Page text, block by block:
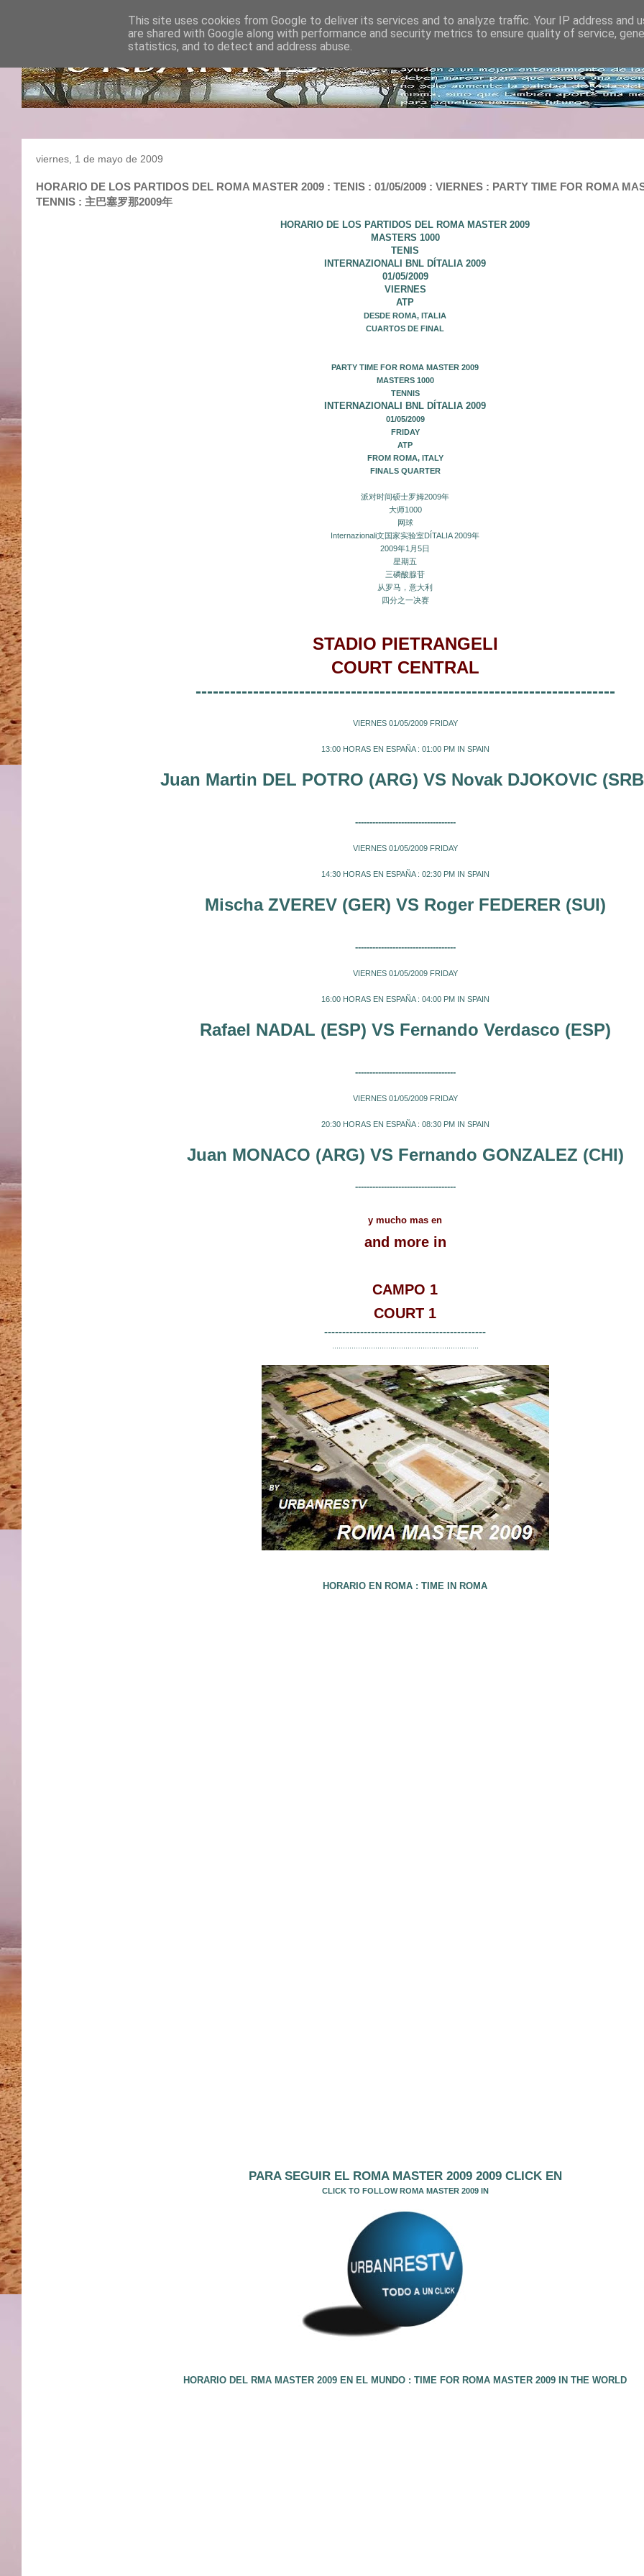
viernes, 1 de mayo de 2009
HORARIO DE LOS PARTIDOS DEL ROMA MASTER 2009 : TENIS : 01/05/2009 : VIERNES : PARTY TIME FOR ROMA
TENNIS : 主巴塞罗那2009年
HORARIO DE LOS PARTIDOS DEL ROMA MASTER 2009
MASTERS 1000
TENIS
INTERNAZIONALI BNL DÍTALIA 2009
01/05/2009
VIERNES
ATP
DESDE ROMA, ITALIA
CUARTOS DE FINAL
PARTY TIME FOR ROMA MASTER 2009
MASTERS 1000
TENNIS
INTERNAZIONALI BNL DÍTALIA 2009
01/05/2009
FRIDAY
ATP
FROM ROMA, ITALY
FINALS QUARTER
派对时间硕士罗姆2009年
大师1000
网球
Internazionali文国家实验室DÍTALIA 2009年
2009年1月5日
星期五
三磷酸腺苷
从罗马，意大利
四分之一决赛
STADIO PIETRANGELI
COURT CENTRAL
-------------------------------------------------------------------------
VIERNES 01/05/2009 FRIDAY
13:00 HORAS EN ESPAÑA : 01:00 PM IN SPAIN
Juan Martin DEL POTRO (ARG) VS Novak DJOKOVIC
-----------------------------------
VIERNES 01/05/2009 FRIDAY
14:30 HORAS EN ESPAÑA : 02:30 PM IN SPAIN
Mischa ZVEREV (GER) VS Roger FEDERER (SUI)
-----------------------------------
VIERNES 01/05/2009 FRIDAY
16:00 HORAS EN ESPAÑA : 04:00 PM IN SPAIN
Rafael NADAL (ESP) VS Fernando Verdasco (ESP)
-----------------------------------
VIERNES 01/05/2009 FRIDAY
20:30 HORAS EN ESPAÑA : 08:30 PM IN SPAIN
Juan MONACO (ARG) VS Fernando GONZALEZ (CHI)
-----------------------------------
y mucho mas en
and more in
CAMPO 1
COURT 1
---------------------------------------------
HORARIO EN ROMA : TIME IN ROMA
PARA SEGUIR EL ROMA MASTER 2009 2009 CLICK EN
CLICK TO FOLLOW ROMA MASTER 2009 IN
HORARIO DEL RMA MASTER 2009 EN EL MUNDO : TIME FOR ROMA MASTER 2009 IN THE WORLD
This site uses cookies from Google to deliver its services and to analyze traffic. Your IP address and
are shared with Google along with performance and security metrics to ensure quality of service,
statistics, and to detect and address abuse.